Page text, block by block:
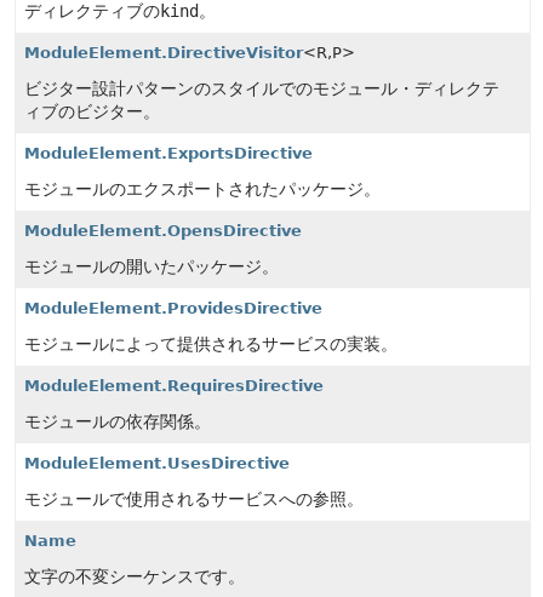
ディレクティブのkind 。
ModuleElement.DirectiveVisitor<R,P>
ビジター設計パターンのスタイルでのモジュール・ディレクテ
ィブのビジター。
ModuleElement.ExportsDirective
モジュールのエクスポートされたパッケージ。
ModuleElement.OpensDirective
モジュールの開いたパッケージ。
ModuleElement.ProvidesDirective
モジュールによって提供されるサービスの実装。
ModuleElement.RequiresDirective
モジュールの依存関係。
ModuleElement.UsesDirective
モジュールで使用されるサービスへの参照。
Name
文字の不変シーケンスです。